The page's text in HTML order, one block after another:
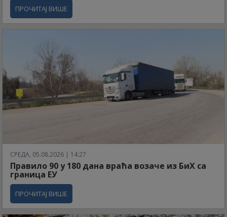
ПРОЧИТАЈ ВИШЕ
СРЕДА, 05.08.2026 | 14:27
Правило 90 у 180 дана враћа возаче из БиХ са
граница ЕУ
ПРОЧИТАЈ ВИШЕ